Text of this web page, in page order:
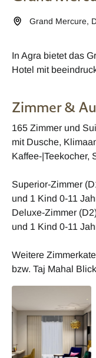
Grand Mercure,
In Agra bietet das
Hotel mit
Zimmer &
165 Zimmer und
mit Dusche,
Kaffee-|Teekocher,
Superior-Zimmer
und 1 Kind 0-11
Deluxe-Zimmer
und 1 Kind 0-11
Weitere
bzw. Taj Mahal